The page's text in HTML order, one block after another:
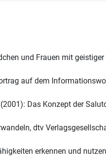
und Frauen mit
auf dem
Das Konzept der
dtv
erkennen und